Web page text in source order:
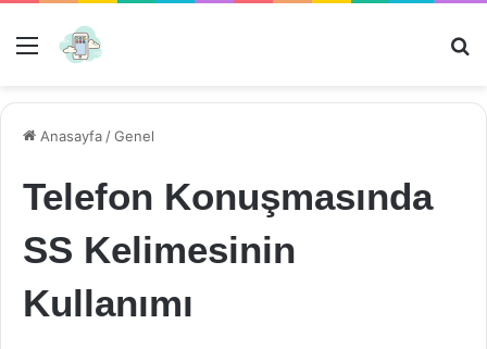
Menü
Anasayfa /Genel
Telefon Konuşmasında
SS Kelimesinin
Kullanımı